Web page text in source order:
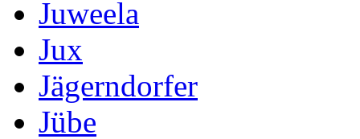
Juweela
Jux
Jägerndorfer
Jübe